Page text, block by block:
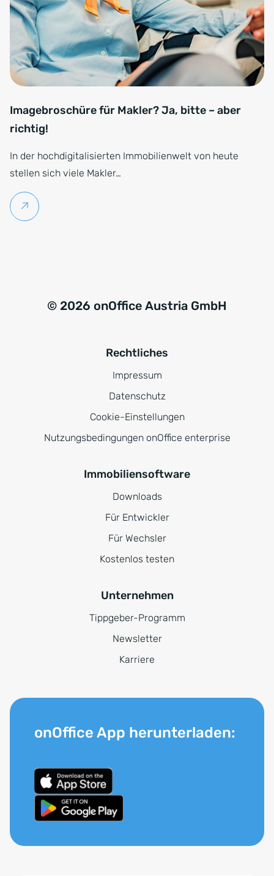
Imagebroschüre für Makler? Ja, bitte – aber
richtig!
In der hochdigitalisierten Immobilienwelt von heute
stellen sich viele Makler…
Weiterlesen
© 2026 onOffice Austria GmbH
Rechtliches
Impressum
Datenschutz
Cookie-Einstellungen
Nutzungsbedingungen onOffice enterprise
Immobiliensoftware
Downloads
Für Entwickler
Für Wechsler
Kostenlos testen
Unternehmen
Tippgeber-Programm
Newsletter
Karriere
onOffice App herunterladen: